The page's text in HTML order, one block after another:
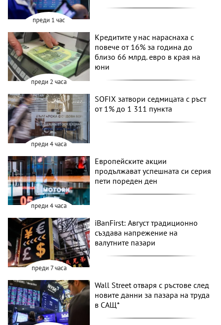
преди 1 час
преди 2 часа
Кредитите у нас нараснаха с
повече от 16% за година до
близо 66 млрд. евро в края на
юни
преди 4 часа
SOFIX затвори седмицата с ръст
от 1% до 1 311 пункта
преди 4 часа
Европейските акции
продължават успешната си серия
пети пореден ден
преди 7 часа
iBanFirst: Август традиционно
създава напрежение на
валутните пазари
Wall Street отваря с ръстове след
новите данни за пазара на труда
в САЩ*